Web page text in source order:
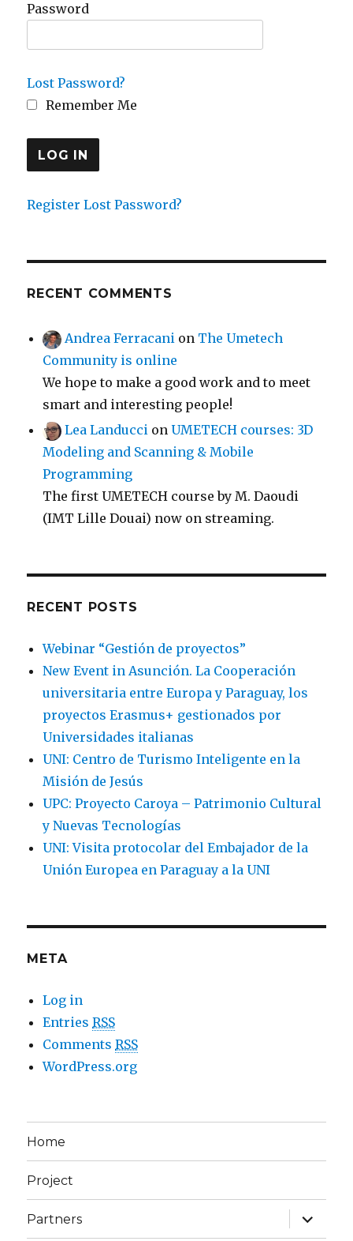
Password
Lost Password?
Remember Me
Register Lost Password?
RECENT COMMENTS
Andrea Ferracani on The Umetech
Community is online
We hope to make a good work and to meet
smart and interesting people!
Lea Landucci onUMETECH courses: 3D
Modeling and Scanning & Mobile
Programming
The first UMETECH course by M. Daoudi
(IMT Lille Douai) now on streaming.
RECENT POSTS
Webinar “Gestión de proyectos”
New Event in Asunción. La Cooperación
universitaria entre Europa y Paraguay, los
proyectos Erasmus+ gestionados por
Universidades italianas
UNI: Centro de Turismo Inteligente en la
Misión de Jesús
UPC: Proyecto Caroya – Patrimonio Cultural
y Nuevas Tecnologías
UNI: Visita protocolar del Embajador de la
Unión Europea en Paraguay a la UNI
META
Log in
EntriesRSS
CommentsRSS
WordPress.org
Home
Project
Partners
expand
child